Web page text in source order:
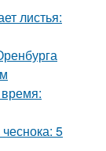
листья:
5